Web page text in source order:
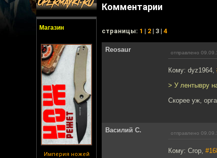
Магазин
Империя ножей
Комментарии
cтраницы: 1 | 2 | 3 | 4
Reosaur отправлено
Кому: dyz1964,
> У лентывру
Скорее уж,
Василий С. отправлено
Кому: Crop,